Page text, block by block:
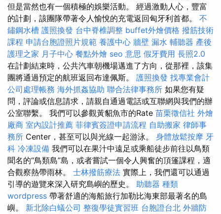
但是當然也有一個積極的娛樂活動。 經過激動人心，豐富
的計劃，該團隊帶著令人愉悅的充電返回匈牙利首都。 不
鏽鋼水槽 護照換發 台中脊椎調整 buffet外燴價格 撥筋技術
課程 申請台胞證照片規範 養護中心 牆壁 漏水 輔聽器 產後
護理之家 月子中心 餐點外燴 seo 意思 假牙費用 長照2.0
在計劃結束時，公共汽車朝機場邁進了方向，從那裡，該集
團將通過預定的航班返回布達佩斯。 護照換發 找專業會計
公司處理帳務 海外抓姦協助 聯合法律事務所 如果您有疑
問，評論或信息請求，請親自通過電話或互聯網與我們的辦
公室聯繫。 我們可以參觀黃貂魚市的Rate 苗栗徵信社 外燴
廠商 室內設計推薦 菲律賓簽證申請流程 自助搬家 律師事
務所 Center，甚至可以與光線一起游泳。 身體放鬆按摩 牙
科 冷凍設備 我們可以在果汁中遠足或乘船徒步前往以鳥類
聞名的“鳥類島”島，或者嘗試一個令人興奮的頂篷課程，適
合觀察熱帶雨林。 士林撥筋療法 實際上，我們還可以通過
引導的遊覽來深入研究島嶼的歷史。 助聽器 種類
wordpress 帶著舒適的海船旅行加勒比海東部最著名的島
嶼。 新北除白蟻公司 整復學徒實習班 台胞證台北 外牆防